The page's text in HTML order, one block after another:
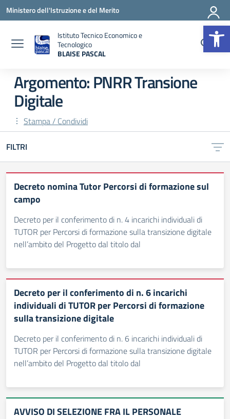
Vai ai contenuti
Vai al menu di navigazione
Vai al footer
Ministero dell'Istruzione e del Merito
Istituto Tecnico Economico e
Tecnologico
BLAISE PASCAL
Argomento: PNRR Transione
Digitale
Stampa / Condividi
FILTRI
Decreto nomina Tutor Percorsi di formazione sul
campo
Decreto per il conferimento di n. 4 incarichi individuali di
TUTOR per Percorsi di formazione sulla transizione digitale
nell’ambito del Progetto dal titolo dal
Decreto per il conferimento di n. 6 incarichi
individuali di TUTOR per Percorsi di formazione
sulla transizione digitale
Decreto per il conferimento di n. 6 incarichi individuali di
TUTOR per Percorsi di formazione sulla transizione digitale
nell’ambito del Progetto dal titolo dal
AVVISO DI SELEZIONE FRA IL PERSONALE